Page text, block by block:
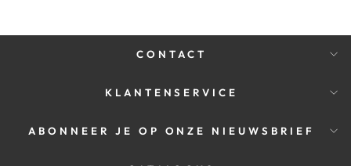
CONTACT
KLANTENSERVICE
ABONNEER JE OP ONZE NIEUWSBRIEF